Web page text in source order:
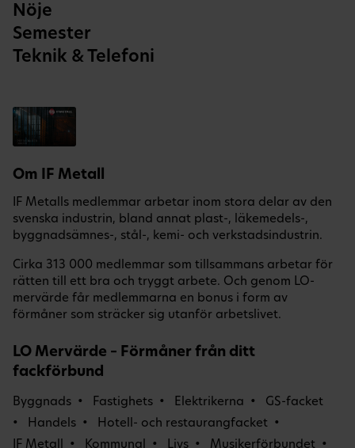
Nöje
Semester
Teknik & Telefoni
Om IF Metall
IF Metalls medlemmar arbetar inom stora delar av den
svenska industrin, bland annat plast-, läkemedels-,
byggnadsämnes-, stål-, kemi- och verkstadsindustrin.
Cirka 313 000 medlemmar som tillsammans arbetar för
rätten till ett bra och tryggt arbete. Och genom LO-
mervärde får medlemmarna en bonus i form av
förmåner som sträcker sig utanför arbetslivet.
LO Mervärde – Förmåner från ditt
fackförbund
Byggnads Fastighets Elektrikerna
GS-facket
Handels
Hotell- och restaurangfacket
IF Metall
Kommunal Livs Musikerförbundet